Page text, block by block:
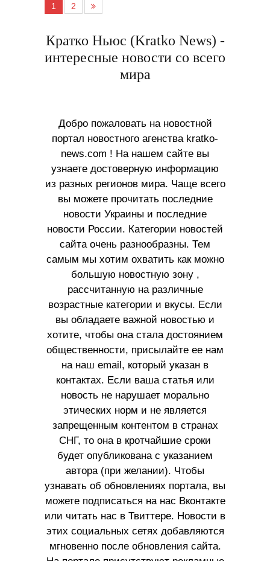
1 2
Кратко Ньюс (Kratko News) -
интересные новости со всего
мира
Добро пожаловать на новостной
портал новостного агенства kratko-
news.com ! На нашем сайте вы
узнаете достоверную информацию
из разных регионов мира. Чаще всего
вы можете прочитать последние
новости Украины и последние
новости России. Категории новостей
сайта очень разнообразны. Тем
самым мы хотим охватить как можно
большую новостную зону ,
рассчитанную на различные
возрастные категории и вкусы. Если
вы обладаете важной новостью и
хотите, чтобы она стала достоянием
общественности, присылайте ее нам
на наш email, который указан в
контактах. Если ваша статья или
новость не нарушает морально
этических норм и не является
запрещенным контентом в странах
СНГ, то она в кротчайшие сроки
будет опубликована с указанием
автора (при желании). Чтобы
узнавать об обновлениях портала, вы
можете подписаться на нас Вконтакте
или читать нас в Твиттере. Новости в
этих социальных сетях добавляются
мгновенно после обновления сайта.